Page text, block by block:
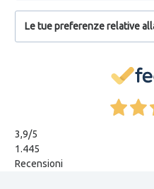
Le tue preferenze relative
3,9/5
1.445
Recensioni